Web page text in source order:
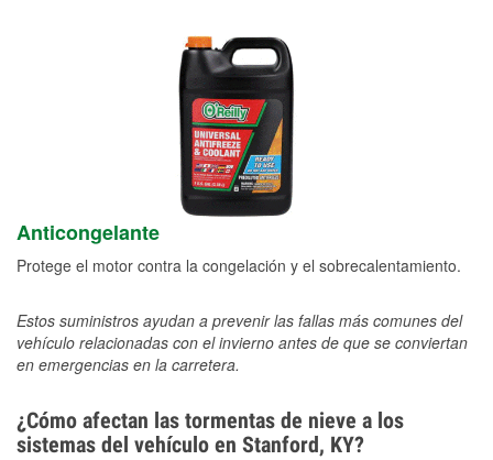
Anticongelante
Protege el motor contra la congelación y el sobrecalentamiento.
Estos suministros ayudan a prevenir las fallas más comunes del
vehículo relacionadas con el invierno antes de que se conviertan
en emergencias en la carretera.
¿Cómo afectan las tormentas de nieve a los
sistemas del vehículo en Stanford, KY?